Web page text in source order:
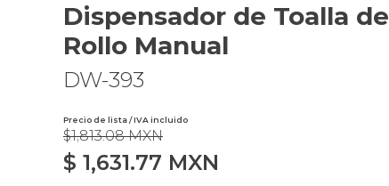
Dispensador de Toalla de
Rollo Manual
DW-393
Precio de lista / IVA incluido
$1,813.08 MXN
$ 1,631.77 MXN